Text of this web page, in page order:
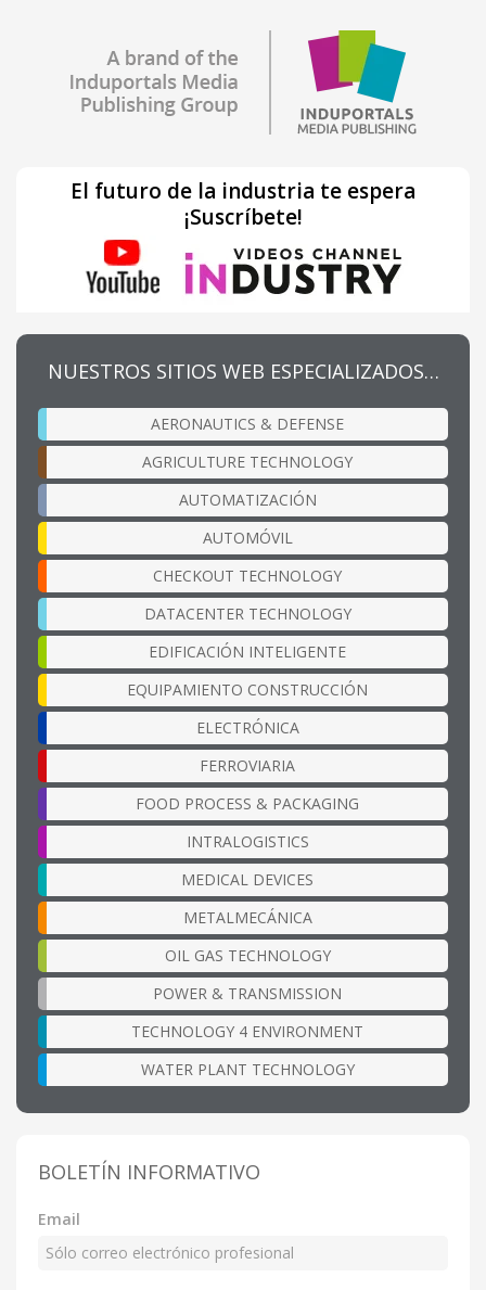
El futuro de la industria te espera
¡Suscríbete!
NUESTROS SITIOS WEB ESPECIALIZADOS…
AERONAUTICS & DEFENSE
AGRICULTURE TECHNOLOGY
AUTOMATIZACIÓN
AUTOMÓVIL
CHECKOUT TECHNOLOGY
DATACENTER TECHNOLOGY
EDIFICACIÓN INTELIGENTE
EQUIPAMIENTO CONSTRUCCIÓN
ELECTRÓNICA
FERROVIARIA
FOOD PROCESS & PACKAGING
INTRALOGISTICS
MEDICAL DEVICES
METALMECÁNICA
OIL GAS TECHNOLOGY
POWER & TRANSMISSION
TECHNOLOGY 4 ENVIRONMENT
WATER PLANT TECHNOLOGY
BOLETÍN INFORMATIVO
Email